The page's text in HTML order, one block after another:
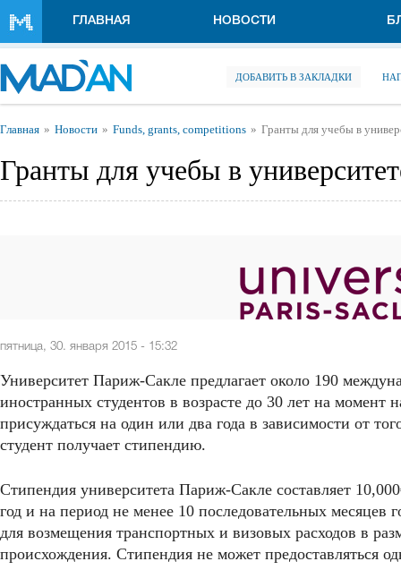
ГЛАВНАЯ НОВОСТИ
ДОБАВИТЬ В ЗАКЛАДКИ
Вы здесь
Главная Новости Funds, grants, competitions Гранты для учебы в
Гранты для учебы в
пятница, 30. января 2015 - 15:32
Университет Париж-Сакле предлагает около 190
иностранных студентов в возрасте до 30 лет на момент
присуждаться на один или два года в зависимости от
студент получает стипендию.
Стипендия университета Париж-Сакле составляет
год и на период не менее 10 последовательных месяцев
для возмещения транспортных и визовых расходов в
происхождения. Стипендия не может предоставляться